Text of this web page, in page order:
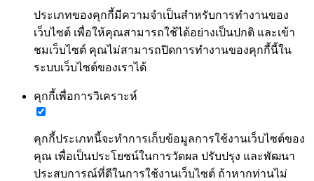
ประเภทของคุกกี้มีความจำเป็นสำหรับการทำงานของ
เว็บไซต์ เพื่อให้คุณสามารถใช้ได้อย่างเป็นปกติ และเข้า
ชมเว็บไซต์ คุณไม่สามารถปิดการทำงานของคุกกี้นี้ใน
ระบบเว็บไซต์ของเราได้
คุกกี้เพื่อการวิเคราะห์
คุกกี้ประเภทนี้จะทำการเก็บข้อมูลการใช้งานเว็บไซต์ของ
คุณ เพื่อเป็นประโยชน์ในการวัดผล ปรับปรุง และพัฒนา
ประสบการณ์ที่ดีในการใช้งานเว็บไซต์ ถ้าหากท่านไม่